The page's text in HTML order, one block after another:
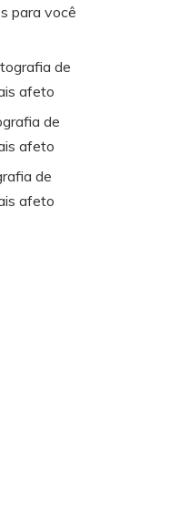
para você
de
afeto
de
afeto
de
afeto